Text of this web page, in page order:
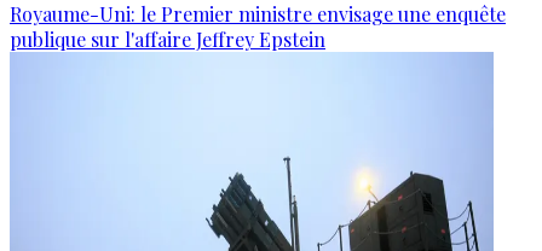
Royaume-Uni: le Premier ministre envisage une enquête
publique sur l'affaire Jeffrey Epstein